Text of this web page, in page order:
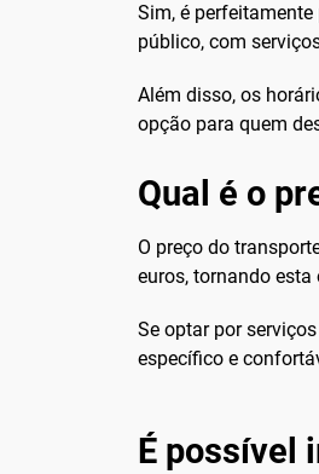
Sim, é
público, com
Além disso, os
opção para quem
Qual é o
O preço do
euros, tornando
Se optar por
específico e
É possível